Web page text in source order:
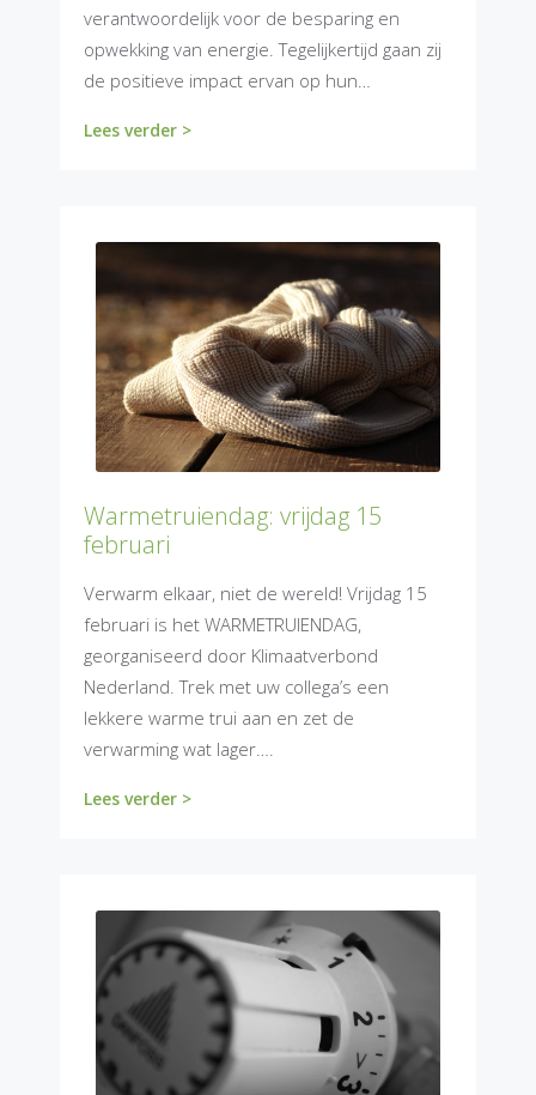
verantwoordelijk voor de besparing en
opwekking van energie. Tegelijkertijd gaan zij
de positieve impact ervan op hun…
Lees verder >
Warmetruiendag: vrijdag 15
februari
Verwarm elkaar, niet de wereld! Vrijdag 15
februari is het WARMETRUIENDAG,
georganiseerd door Klimaatverbond
Nederland. Trek met uw collega’s een
lekkere warme trui aan en zet de
verwarming wat lager….
Lees verder >